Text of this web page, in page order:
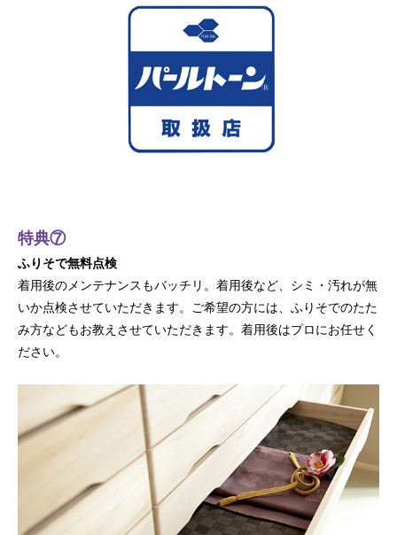
特典⑦
ふりそで無料点検
着用後のメンテナンスもバッチリ。着用後など、シミ・汚れが無
いか点検させていただきます。ご希望の方には、ふりそでのたた
み方などもお教えさせていただきます。着用後はプロにお任せく
ださい。